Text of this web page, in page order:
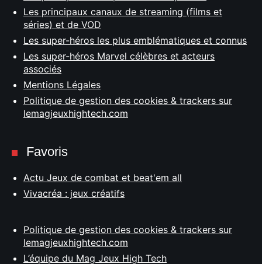
Les principaux canaux de streaming (films et
séries) et de VOD
Les super-héros les plus emblématiques et connus
Les super-héros Marvel célèbres et acteurs
associés
Mentions Légales
Politique de gestion des cookies & trackers sur
lemagjeuxhightech.com
Favoris
Actu Jeux de combat et beat'em all
Vivacréa : jeux créatifs
Politique de gestion des cookies & trackers sur
lemagjeuxhightech.com
L’équipe du Mag Jeux High Tech